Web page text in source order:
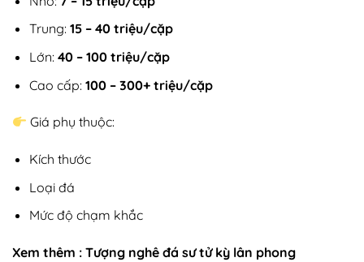
Trung: 15 – 40 triệu/cặp
Lớn: 40 – 100 triệu/cặp
Cao cấp: 100 – 300+ triệu/cặp
Giá phụ thuộc:
Kích thước
Loại đá
Mức độ chạm khắc
Xem thêm : Tượng nghê đá sư tử kỳ lân phong